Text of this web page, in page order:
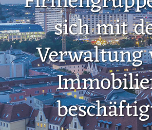
sich mit
Verwaltung